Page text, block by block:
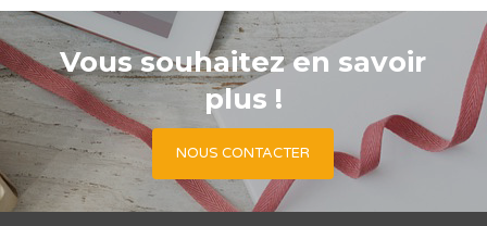
Vous souhaitez en savoir
plus !
NOUS CONTACTER